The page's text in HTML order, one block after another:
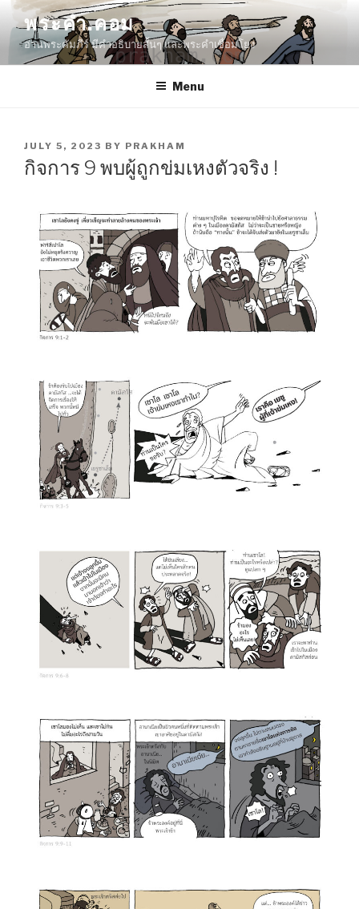
Skip
content
พระคำ.คอม
อ่านพระคัมภีร์ มีคำอธิบายสั้นๆ และพระคำเชื่อมโยง
Menu
POSTED
ON
JULY 5, 2023 BY PRAKHAM
กิจการ 9 พบผู้ถูกข่มเหงตัวจริง !